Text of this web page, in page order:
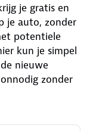
je gratis en
je auto, zonder
potentiele
kun je simpel
nieuwe
zonder